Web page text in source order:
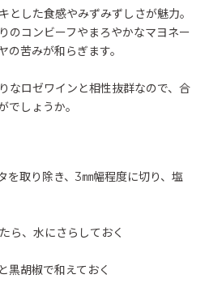
とした食感やみずみずしさが魅力。
のコンビーフやまろやかなマヨネー
の苦みが和らぎます。
なロゼワインと相性抜群なので、合
でしょうか。
を取り除き、3㎜幅程度に切り、塩
ら、水にさらしておく
黒胡椒で和えておく